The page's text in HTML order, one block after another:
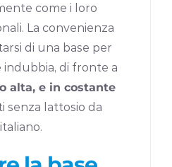
come i loro
La convenienza
di una base per
di fronte a
alta, e in costante
senza lattosio da